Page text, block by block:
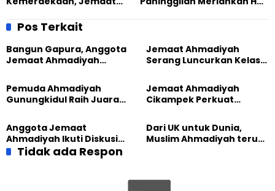
Gusdurian Gelar Upacara
HUT ke-79 RI
Jalan Pagi dan Lomba,
Pos Terkait
Bangun Gapura, Anggota
Jemaat Ahmadiyah
Sambut HUT RI ke-81
Jemaat Ahmadiyah
Serang Luncurkan Kelas
Generasi Unggul
Pemuda Ahmadiyah
Gunungkidul Raih Juara
Jemaat Ahmadiyah
Cikampek Perkuat
Lewat Pengajian
Gabungan
Anggota Jemaat
Ahmadiyah Ikuti Diskusi
Pluralisme di Yogyakarta
Dari UK untuk Dunia,
Muslim Ahmadiyah terus
Tidak ada Respon